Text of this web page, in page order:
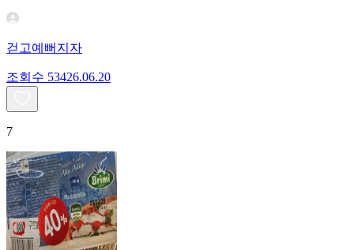
걷고예뻐지자
조회수 53426.06.20
7